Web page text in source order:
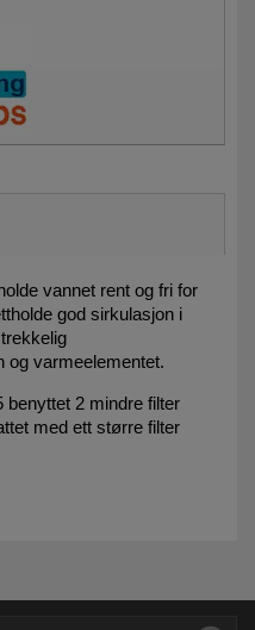
vannet rent og fri for
god sirkulasjon i
og varmeelementet.
2 mindre filter
med ett større filter